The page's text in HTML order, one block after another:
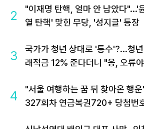
2
"이재명 탄핵, 얼마 안 남았다"...'
열 탄핵' 맞힌 무당, '성지글' 등장
3
국가가 청년 상대로 '통수'?...청년
래적금 12% 준다더니 "응, 오류
4
"서울 여행하는 꿈 뒤 찾아온 행
327회차 연금복권720+ 당첨번